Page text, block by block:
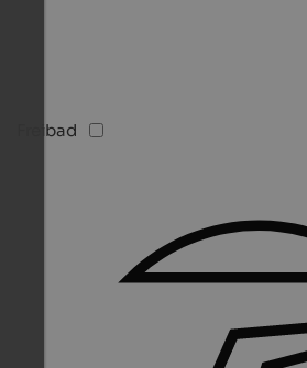
Freibad